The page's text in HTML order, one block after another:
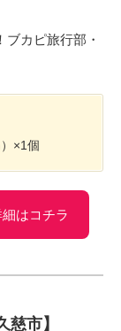
ブカピ旅行部・
×1個
はコチラ
市】